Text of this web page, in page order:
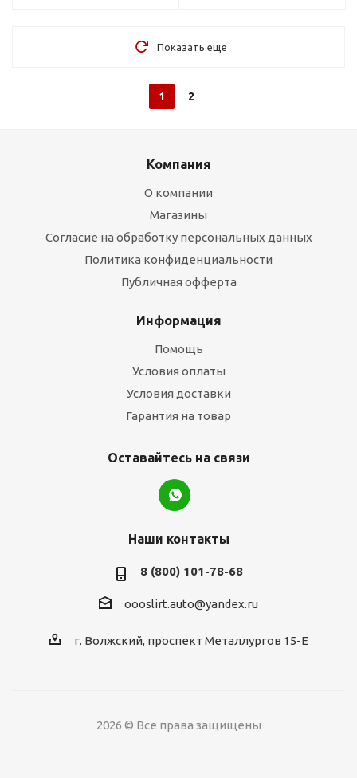
Показать еще
1 2
Компания
О компании
Магазины
Согласие на обработку персональных данных
Политика конфиденциальности
Публичная офферта
Информация
Помощь
Условия оплаты
Условия доставки
Гарантия на товар
Оставайтесь на связи
Наши контакты
8 (800) 101-78-68
oooslirt.auto@yandex.ru
г. Волжский, проспект Металлургов 15-Е
2026 © Все права защищены